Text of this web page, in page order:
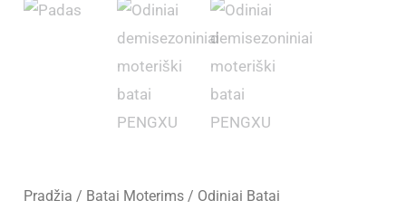
Pradžia / Batai Moterims / Odiniai Batai